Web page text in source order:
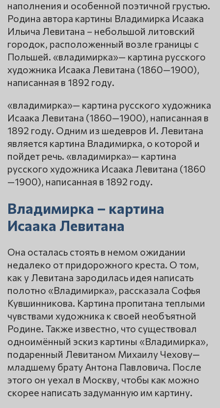
наполнения и особенной поэтичной грустью.
Родина автора картины Владимирка Исаака
Ильича Левитана – небольшой литовский
городок, расположенный возле границы с
Польшей. «владимирка»— картина русского
художника Исаака Левитана (1860—1900),
написанная в 1892 году.
«владимирка»— картина русского художника
Исаака Левитана (1860—1900), написанная в
1892 году. Одним из шедевров И. Левитана
является картина Владимирка, о которой и
пойдет речь. «владимирка»— картина
русского художника Исаака Левитана (1860
—1900), написанная в 1892 году.
Владимирка – картина
Исаака Левитана
Она осталась стоять в немом ожидании
недалеко от придорожного креста. О том,
как у Левитана зародилась идея написать
полотно «Владимирка», рассказала Софья
Кувшинникова. Картина пропитана теплыми
чувствами художника к своей необъятной
Родине. Также известно, что существовал
одноимённый эскиз картины «Владимирка»,
подаренный Левитаном Михаилу Чехову—
младшему брату Антона Павловича. После
этого он уехал в Москву, чтобы как можно
скорее написать задуманную им картину.